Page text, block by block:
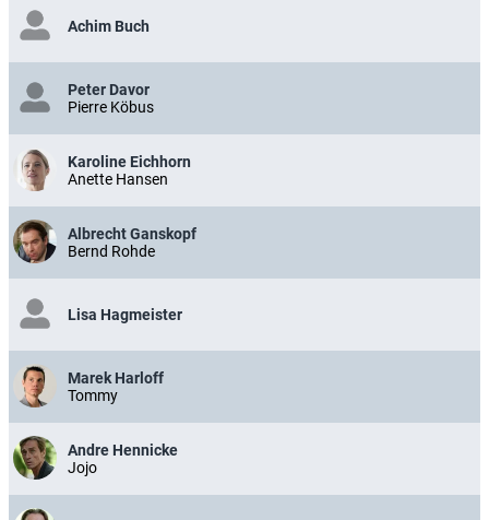
Achim Buch
Peter Davor
Pierre Köbus
Karoline Eichhorn
Anette Hansen
Albrecht Ganskopf
Bernd Rohde
Lisa Hagmeister
Marek Harloff
Tommy
Andre Hennicke
Jojo